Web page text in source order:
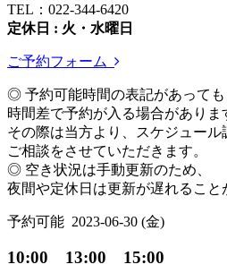
TEL：022-344-6420
定休日 : 火・水曜日
ご予約フォーム
◎ 予約可能時間の表記があっても
時間差で予約が入る場合がありま
その際は当方より、スケジュール
ご相談をさせていただきます。
◎ 空き状況は手動更新のため、
夜間や定休日は更新が遅れること
予約可能 2023-06-30 (金)
10:00 13:00 15:00